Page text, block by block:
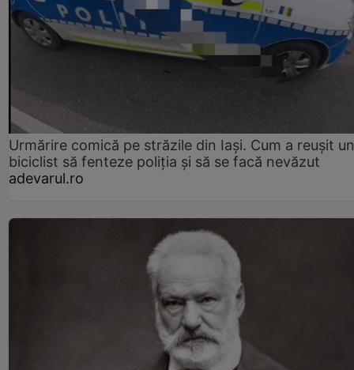
Urmărire comică pe străzile din Iași. Cum a reușit un
biciclist să fenteze poliția și să se facă nevăzut
adevarul.ro